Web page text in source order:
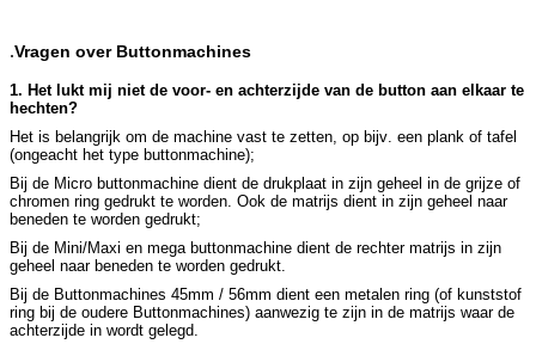
.Vragen over Buttonmachines
1. Het lukt mij niet de voor- en achterzijde van de button aan elkaar te
hechten?
Het is belangrijk om de machine vast te zetten, op bijv. een plank of tafel
(ongeacht het type buttonmachine);
Bij de Micro buttonmachine dient de drukplaat in zijn geheel in de grijze of
chromen ring gedrukt te worden. Ook de matrijs dient in zijn geheel naar
beneden te worden gedrukt;
Bij de Mini/Maxi en mega buttonmachine dient de rechter matrijs in zijn
geheel naar beneden te worden gedrukt.
Bij de Buttonmachines 45mm / 56mm dient een metalen ring (of kunststof
ring bij de oudere Buttonmachines) aanwezig te zijn in de matrijs waar de
achterzijde in wordt gelegd.